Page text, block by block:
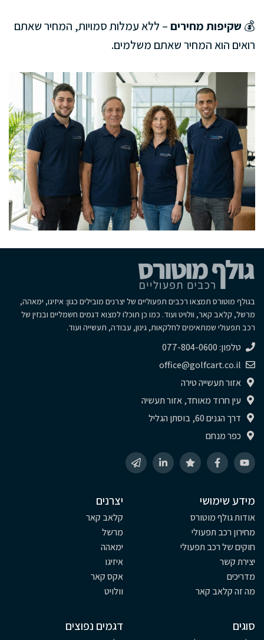
💰 שקיפות מחירים– ללא עמלות סמויות, המחיר שאתם
רואים הוא המחיר שאתם משלמים.
בגולף מוטורס תמצאו רכבים תפעוליים של יצרנים מובילים כגון: איזיגו, ימאהה,
מרשל, קלאב קאר, וולויט ועוד. כמו כן תוכלו למצוא דגמים חשמליים ובנזין של
רכב תפעולי שמתאימים לחלקאות, גינון, עבודה, תעשייה ועוד.
טלפון: 077-804-0600
office@golfcart.co.il
אזור תעשייה טירה
עין חרוד מאוחד, אזור תעשיה
דרך הגנים 60, בוסתן הגליל
כפר מנחם
מידע שימושי
אודות גולף מוטורס
מחירון רכב תפעולי
חוקים של רכב תפעולי
יצירת קשר
מדריכים
מה זה קלאב קאר
יצרנים
קלאב קאר
מרשל
ימאהה
איזיגו
אקס קאר
וולויט
סוגים דגמים נפוצים